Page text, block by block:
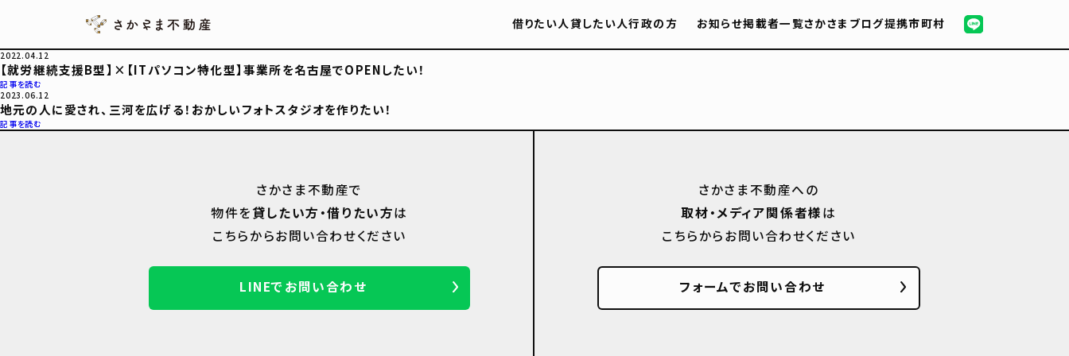
借りたい人貸したい人行政の方 お知らせ掲載者一覧さかさまブログ提携市町村
2022.04.12
【就労継続支援B型】×【ITパソコン特化型】事業所を名古屋でOPENしたい！
記事を読む
2023.06.12
地元の人に愛され、三河を広げる！おかしいフォトスタジオを作りたい！
記事を読む
さかさま不動産で
物件を貸したい方・借りたい方は
こちらからお問い合わせください
LINEでお問い合わせ
さかさま不動産への
取材・メディア関係者様は
こちらからお問い合わせください
フォームでお問い合わせ